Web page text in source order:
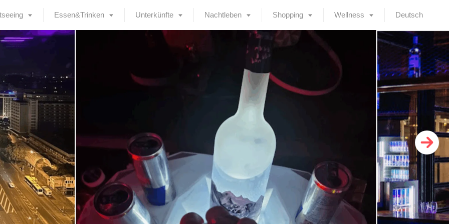
Essen&Trinken Unterkünfte Nachtleben Shopping Wellness Deutsch